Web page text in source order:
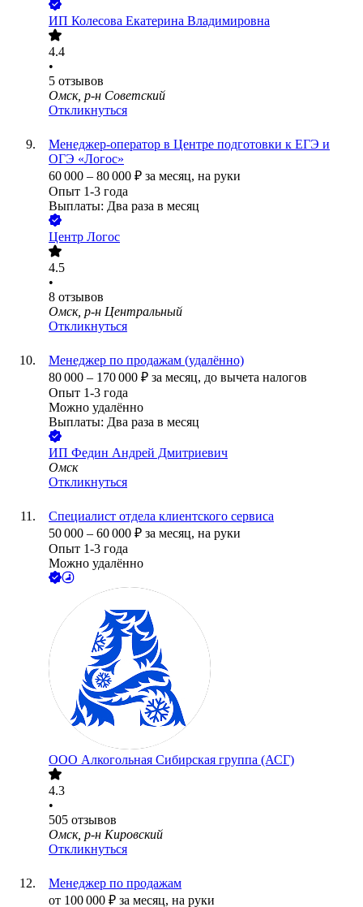
ИП Колесова Екатерина Владимировна
4.4
•
5 отзывов
Омск, р-н Советский
Откликнуться
Менеджер-оператор в Центре подготовки к ЕГЭ и
ОГЭ «Логос»
60 000 – 80 000 ₽ за месяц, на руки
Опыт 1-3 года
Выплаты: Два раза в месяц
Центр Логос
4.5
•
8 отзывов
Омск, р-н Центральный
Откликнуться
Менеджер по продажам (удалённо)
80 000 – 170 000 ₽ за месяц, до вычета налогов
Опыт 1-3 года
Можно удалённо
Выплаты: Два раза в месяц
ИП Федин Андрей Дмитриевич
Омск
Откликнуться
Специалист отдела клиентского сервиса
50 000 – 60 000 ₽ за месяц, на руки
Опыт 1-3 года
Можно удалённо
ООО Алкогольная Сибирская группа (АСГ)
4.3
•
505 отзывов
Омск, р-н Кировский
Откликнуться
Менеджер по продажам
от 100 000 ₽ за месяц, на руки